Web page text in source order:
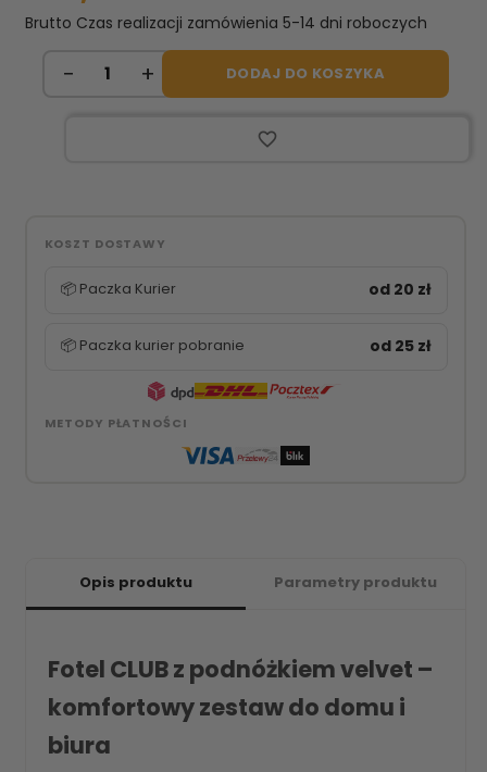
Brutto Czas realizacji zamówienia 5-14 dni roboczych
DODAJ DO KOSZYKA
favorite_border
KOSZT DOSTAWY
📦 Paczka Kurier od 20 zł
📦 Paczka kurier pobranie od 25 zł
METODY PŁATNOŚCI
Opis produktu Parametry produktu
Fotel CLUB z podnóżkiem velvet –
komfortowy zestaw do domu i
biura